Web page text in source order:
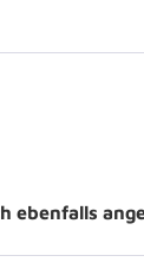
ebenfalls